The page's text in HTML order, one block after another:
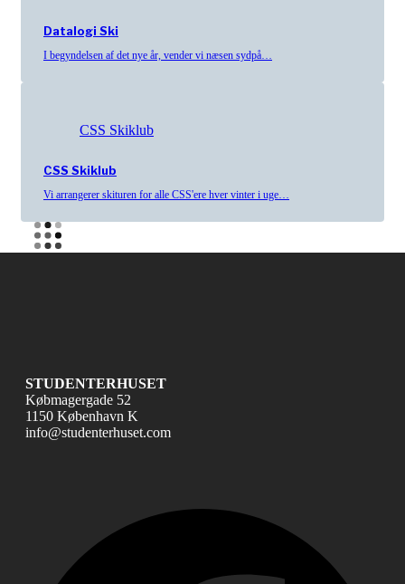
Datalogi Ski
I begyndelsen af det nye år, vender vi næsen sydpå…
CSS Skiklub
CSS Skiklub
Vi arrangerer skituren for alle CSS'ere hver vinter i uge…
STUDENTERHUSET
Købmagergade 52
1150 København K
info@studenterhuset.com